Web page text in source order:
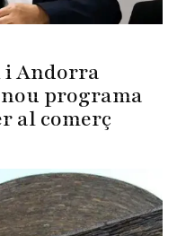
i Andorra
programa
al comerç